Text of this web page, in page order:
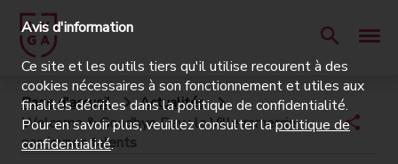
Page d'accueil
Actualités
Welcome & Goodbye Day : la Ville remercie
ses jeunes talents
Avis d'information
Ce site et les outils tiers qu'il utilise recourent à des
cookies nécessaires à son fonctionnement et utiles aux
finalités décrites dans la politique de confidentialité.
Pour en savoir plus, veuillez consulter lapolitique de
confidentialité.